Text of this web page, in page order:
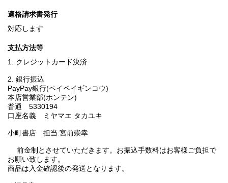
適格請求書発行
対応します
支払方法等
1. クレジットカード決済
2. 銀行振込
PayPay銀行(ペイペイギンコウ)
本店営業部(ホンテン)
普通 5330194
口座名義 ミヤマエ タカユキ
小町書店 担当:宮前崇幸
前金制とさせていただきます。お振込手数料はお客様ご負担で
お願い致します。
商品は入金確認後の発送となります。